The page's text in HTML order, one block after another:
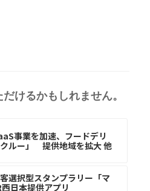
けるかもしれません。
事業を加速、フードデリ
ルー」 提供地域を拡大 他
選択型スタンプラリー「マ
日本提供アプリ